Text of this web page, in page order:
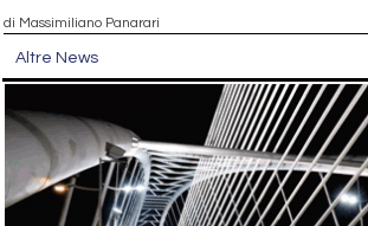
di Massimiliano Panarari
Altre News